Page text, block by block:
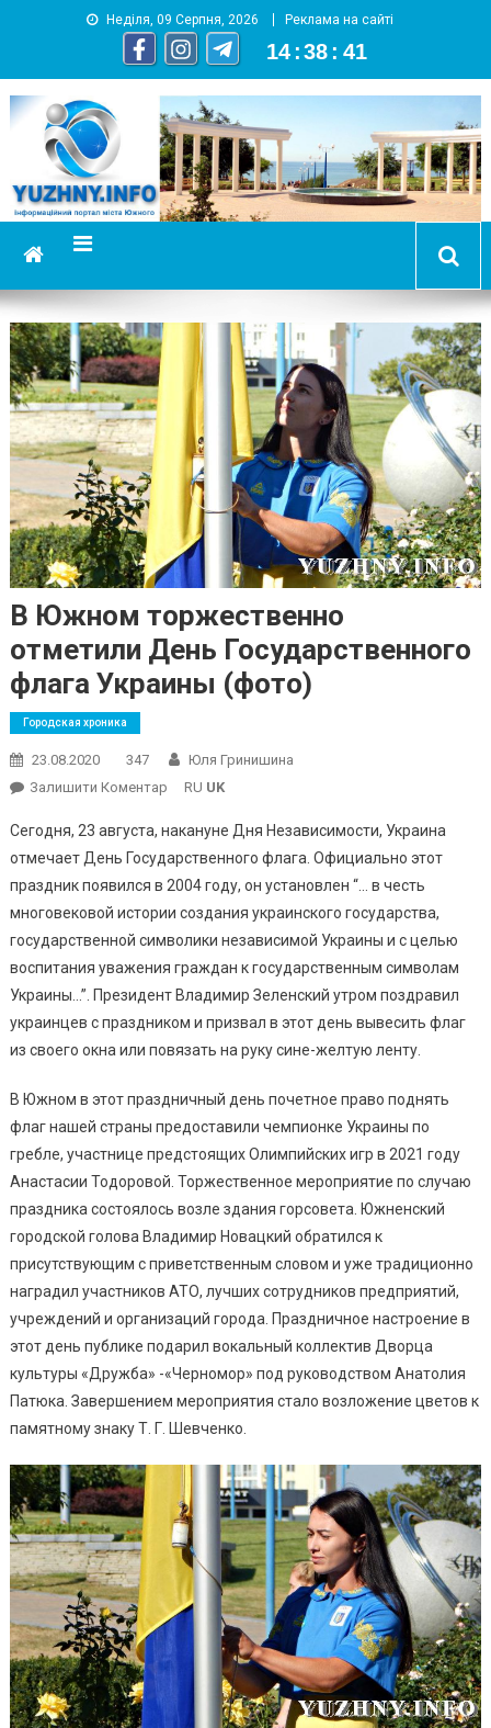
Неділя, 09 Серпня, 2026 Реклама на сайті
14 :38 : 44
YUZHNY.INFO
информационный портал города Южный
В Южном торжественно
отметили День Государственного
флага Украины (фото)
Городская хроника
23.08.2020 347
Юля Гринишина
Залишити КоментарOn
Южном
Торжественно
Отметили
День
Государственного
Флага
Украины
RU UK
Сегодня, 23 августа, накануне Дня Независимости, Украина
отмечает День Государственного флага. Официально этот
праздник появился в 2004 году, он установлен “… в честь
многовековой истории создания украинского государства,
государственной символики независимой Украины и с целью
воспитания уважения граждан к государственным символам
Украины…”. Президент Владимир Зеленский утром поздравил
украинцев с праздником и призвал в этот день вывесить флаг
из своего окна или повязать на руку сине-желтую ленту.
В Южном в этот праздничный день почетное право поднять
флаг нашей страны предоставили чемпионке Украины по
гребле, участнице предстоящих Олимпийских игр в 2021 году
Анастасии Тодоровой. Торжественное мероприятие по случаю
праздника состоялось возле здания горсовета. Южненский
городской голова Владимир Новацкий обратился к
присутствующим с приветственным словом и уже традиционно
наградил участников АТО, лучших сотрудников предприятий,
учреждений и организаций города. Праздничное настроение в
этот день публике подарил вокальный коллектив Дворца
культуры «Дружба» -«Черномор» под руководством Анатолия
Патюка. Завершением мероприятия стало возложение цветов к
памятному знаку Т. Г. Шевченко.